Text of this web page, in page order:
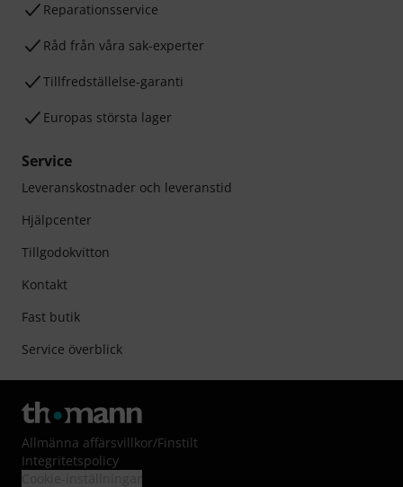
Reparationsservice
Råd från våra sak-experter
Tillfredställelse-garanti
Europas största lager
Service
Leveranskostnader och leveranstid
Hjälpcenter
Tillgodokvitton
Kontakt
Fast butik
Service överblick
Allmänna affärsvillkor/Finstilt
Integritetspolicy